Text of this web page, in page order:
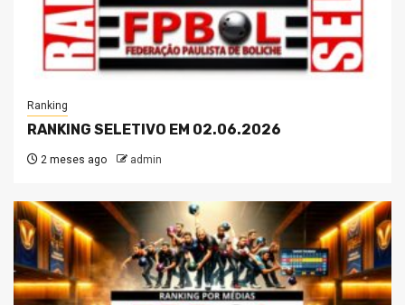
Ranking
RANKING SELETIVO EM 02.06.2026
2 meses ago admin